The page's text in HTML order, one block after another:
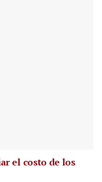
el costo de los